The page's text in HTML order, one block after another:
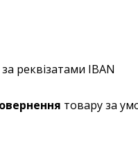
реквізатами IBAN
товару за